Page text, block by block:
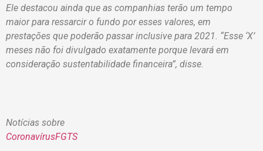
Ele destacou ainda que as companhias terão um tempo
maior para ressarcir o fundo por esses valores, em
prestações que poderão passar inclusive para 2021. “Esse ‘X’
meses não foi divulgado exatamente porque levará em
consideração sustentabilidade financeira”, disse.
Notícias sobre
CoronavírusFGTS